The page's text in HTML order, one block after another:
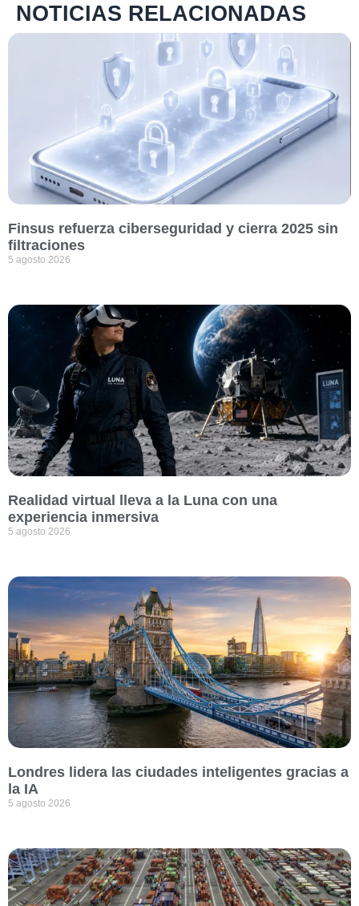
NOTICIAS RELACIONADAS
Finsus refuerza ciberseguridad y cierra 2025 sin
filtraciones
5 agosto 2026
Realidad virtual lleva a la Luna con una
experiencia inmersiva
5 agosto 2026
Londres lidera las ciudades inteligentes gracias a
la IA
5 agosto 2026